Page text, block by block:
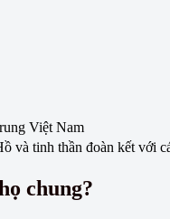
Việt Nam
và tinh thần đoàn kết với
chung?